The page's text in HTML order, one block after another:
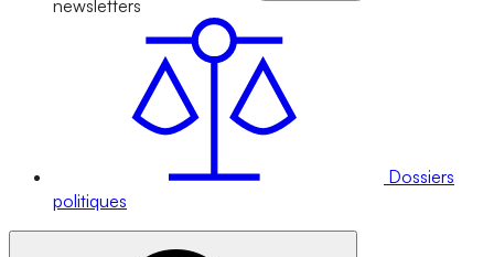
newsletters
Dossiers
politiques